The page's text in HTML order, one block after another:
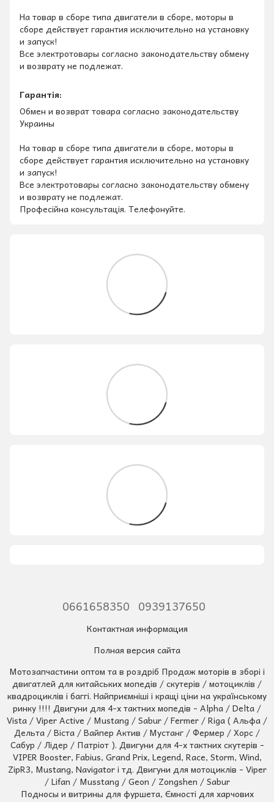
На товар в сборе типа двигатели в сборе, моторы в
сборе действует гарантия исключительно на установку
и запуск!
Все электротовары согласно законодательству обмену
и возврату не подлежат.
Гарантія:
Обмен и возврат товара согласно законодательству
Украины
На товар в сборе типа двигатели в сборе, моторы в
сборе действует гарантия исключительно на установку
и запуск!
Все электротовары согласно законодательству обмену
и возврату не подлежат.
Професійна консультація. Телефонуйте.
0661658350 0939137650
Контактная информация
Полная версия сайта
Мотозапчастини оптом та в роздріб Продаж моторів в зборі і
двигатлей для китайських мопедів / скутерів / мотоциклів /
квадроциклів і баггі. Найприємніші і кращі ціни на українському
ринку !!!! Двигуни для 4-х тактних мопедів - Alpha / Delta /
Vista / Viper Active / Mustang / Sabur / Fermer / Riga ( Альфа /
Дельта / Віста / Вайпер Актив / Мустанг / Фермер / Хорс /
Сабур / Лідер / Патріот ). Двигуни для 4-х тактних скутерів -
VIPER Booster, Fabius, Grand Prix, Legend, Race, Storm, Wind,
ZipR3, Mustang, Navigator і тд. Двигуни для мотоциклів - Viper
/ Lifan / Musstang / Geon / Zongshen / Sabur
Подносы и витрины для фуршета, Ємності для харчових